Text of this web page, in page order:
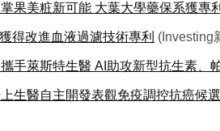
果美粧新可能 大葉大學藥保系獲專利
得改進血液過濾技術專利 (Investing
手萊斯特生醫 AI助攻新型抗生素、
生醫自主開發表觀免疫調控抗癌候